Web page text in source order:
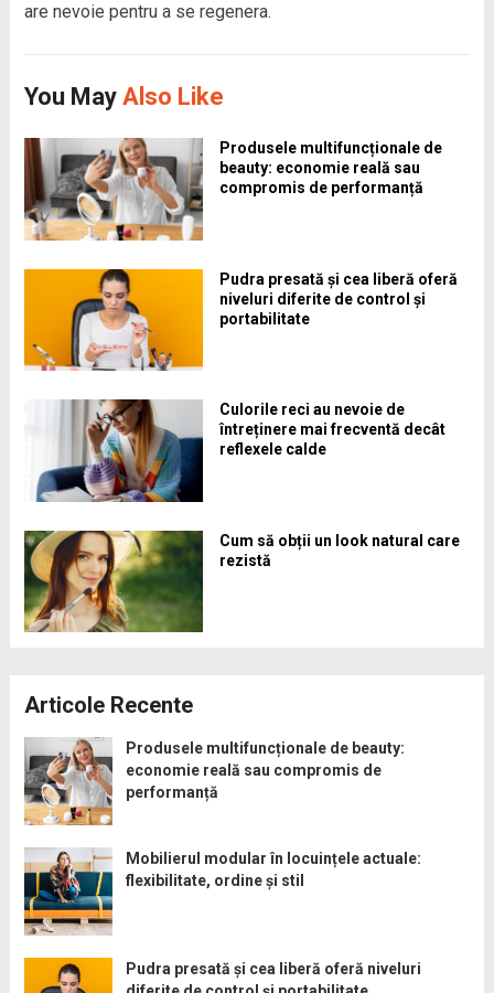
are nevoie pentru a se regenera.
You May Also Like
Produsele multifuncționale de
beauty: economie reală sau
compromis de performanță
Pudra presată și cea liberă oferă
niveluri diferite de control și
portabilitate
Culorile reci au nevoie de
întreținere mai frecventă decât
reflexele calde
Cum să obții un look natural care
rezistă
Articole Recente
Produsele multifuncționale de beauty:
economie reală sau compromis de
performanță
Mobilierul modular în locuințele actuale:
flexibilitate, ordine și stil
Pudra presată și cea liberă oferă niveluri